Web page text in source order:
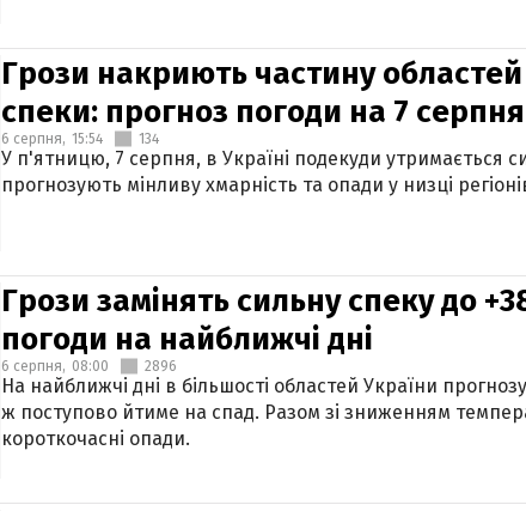
Грози накриють частину областей
спеки: прогноз погоди на 7 серпня
6 серпня, 15:54 134
У п'ятницю, 7 серпня, в Україні подекуди утримається
прогнозують мінливу хмарність та опади у низці
Грози замінять сильну спеку до
погоди на найближчі дні
6 серпня, 08:00 2896
На найближчі дні в більшості областей України
ж поступово йтиме на спад. Разом зі зниженням
короткочасні опади.